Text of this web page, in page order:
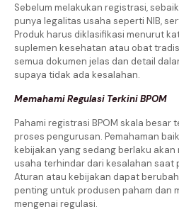
Sebelum melakukan registrasi,
punya legalitas usaha seperti NIB,
Produk harus diklasifikasi menurut
suplemen kesehatan atau obat
semua dokumen jelas dan detail
supaya tidak ada kesalahan.
Memahami Regulasi Terkini BPOM
Pahami registrasi BPOM skala
proses pengurusan. Pemahaman
kebijakan yang sedang berlaku akan
usaha terhindar dari kesalahan saat
Aturan atau kebijakan dapat
penting untuk produsen paham dan
mengenai regulasi.